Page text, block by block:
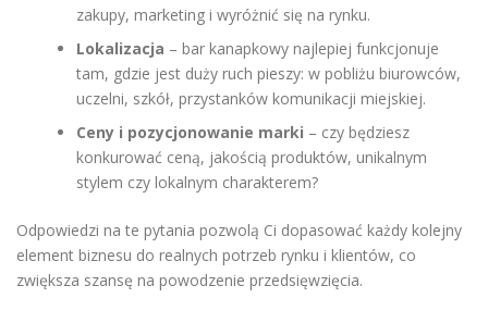
zakupy, marketing i wyróżnić się na rynku.
Lokalizacja – bar kanapkowy najlepiej funkcjonuje
tam, gdzie jest duży ruch pieszy: w pobliżu biurowców,
uczelni, szkół, przystanków komunikacji miejskiej.
Ceny i pozycjonowanie marki – czy będziesz
konkurować ceną, jakością produktów, unikalnym
stylem czy lokalnym charakterem?
Odpowiedzi na te pytania pozwolą Ci dopasować każdy kolejny
element biznesu do realnych potrzeb rynku i klientów, co
zwiększa szansę na powodzenie przedsięwzięcia.